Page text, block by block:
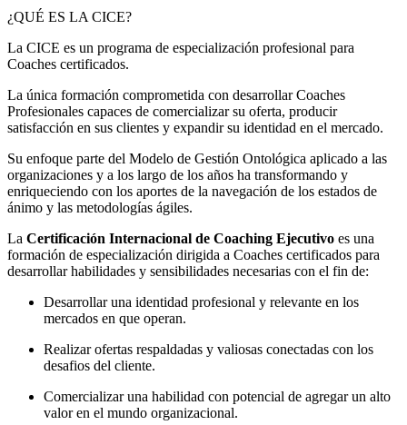
¿QUÉ ES LA CICE?
La CICE es un programa de especialización profesional para
Coaches certificados.
La única formación comprometida con desarrollar Coaches
Profesionales capaces de comercializar su oferta, producir
satisfacción en sus clientes y expandir su identidad en el mercado.
Su enfoque parte del Modelo de Gestión Ontológica aplicado a las
organizaciones y a los largo de los años ha transformando y
enriqueciendo con los aportes de la navegación de los estados de
ánimo y las metodologías ágiles.
La Certificación Internacional de Coaching Ejecutivo es una
formación de especialización dirigida a Coaches certificados para
desarrollar habilidades y sensibilidades necesarias con el fin de:
Desarrollar una identidad profesional y relevante en los
mercados en que operan.
Realizar ofertas respaldadas y valiosas conectadas con los
desafios del cliente.
Comercializar una habilidad con potencial de agregar un alto
valor en el mundo organizacional.